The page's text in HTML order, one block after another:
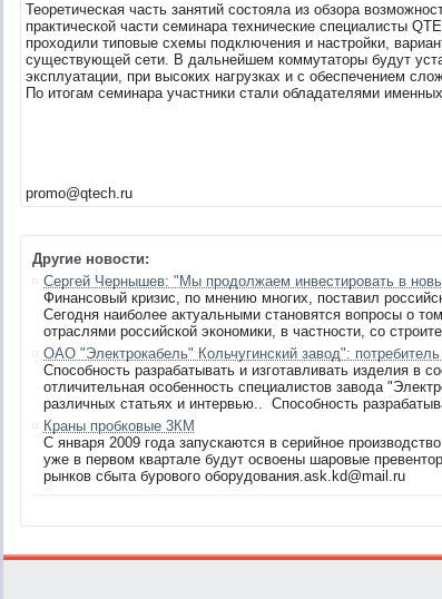
Теоретическая часть занятий состояла из обзора
практической части семинара технические специалисты
проходили типовые схемы подключения и настройки,
существующей сети. В дальнейшем коммутаторы будут
эксплуатации, при высоких нагрузках и с обеспечением
По итогам семинара участники стали обладателями
promo@qtech.ru
Другие новости:
Cергей Чернышев: "Мы продолжаем инвестировать в
Финансовый кризис, по мнению многих, поставил
Сегодня наиболее актуальными становятся вопросы о
отраслями российской экономики, в частности, со
ОАО "Электрокабель" Кольчугинский завод":
Способность разрабатывать и изготавливать изделия в
отличительная особенность специалистов завода
различных статьях и интервью.. Способность
Краны пробковые 3КМ
С января 2009 года запускаются в серийное
уже в первом квартале будут освоены шаровые
рынков сбыта бурового оборудования.ask.kd@mail.ru